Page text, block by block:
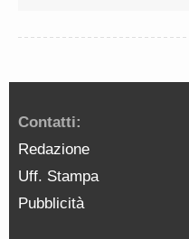
Contatti:
Redazione
Uff. Stampa
Pubblicità